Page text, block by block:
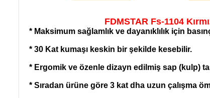
FDMSTAR Fs-1104
* Maksimum sağlamlık ve dayanıklılık için
* 30 Kat kumaşı keskin bir şekilde kesebilir.
* Ergomik ve özenle dizayn edilmiş sap (kulp)
* Sıradan ürüne göre 3 kat dha uzun çalışma